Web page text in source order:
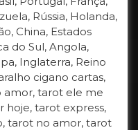
Rússia, Holanda,
China, Estados
do Sul, Angola,
Inglaterra, Reino
cigano cartas,
amor, tarot ele me
hoje, tarot express,
tarot no amor, tarot